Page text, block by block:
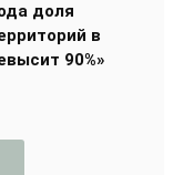
доля
в
90%»